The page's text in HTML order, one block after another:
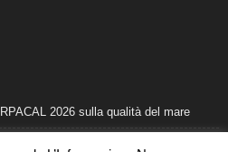
2026 sulla qualità del mare